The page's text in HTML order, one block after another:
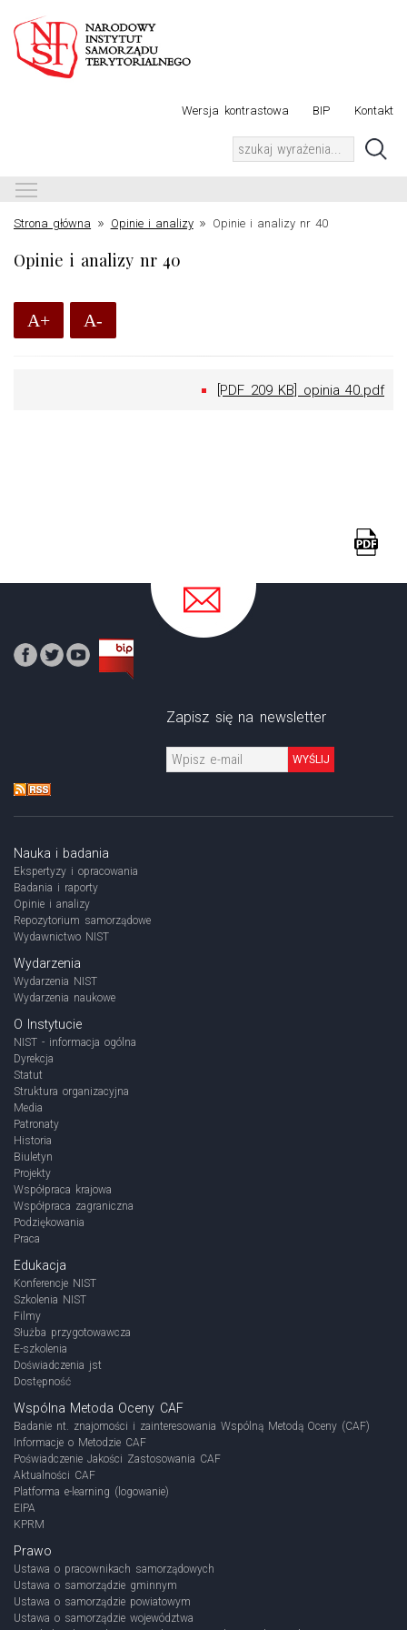
Wersja kontrastowa BIP Kontakt
Strona główna » Opinie i analizy» Opinie i analizy nr 40
Opinie i analizy nr 40
A+ A-
[PDF 209 KB] opinia 40.pdf
Zapisz się na newsletter
WYŚLIJ
Nauka i badania
Ekspertyzy i opracowania
Badania i raporty
Opinie i analizy
Repozytorium samorządowe
Wydawnictwo NIST
Wydarzenia
Wydarzenia NIST
Wydarzenia naukowe
O Instytucie
NIST - informacja ogólna
Dyrekcja
Statut
Struktura organizacyjna
Media
Patronaty
Historia
Biuletyn
Projekty
Współpraca krajowa
Współpraca zagraniczna
Podziękowania
Praca
Edukacja
Konferencje NIST
Szkolenia NIST
Filmy
Służba przygotowawcza
E-szkolenia
Doświadczenia jst
Dostępność
Wspólna Metoda Oceny CAF
Badanie nt. znajomości i zainteresowania Wspólną Metodą Oceny (CAF)
Informacje o Metodzie CAF
Poświadczenie Jakości Zastosowania CAF
Aktualności CAF
Platforma e-learning (logowanie)
EIPA
KPRM
Prawo
Ustawa o pracownikach samorządowych
Ustawa o samorządzie gminnym
Ustawa o samorządzie powiatowym
Ustawa o samorządzie województwa